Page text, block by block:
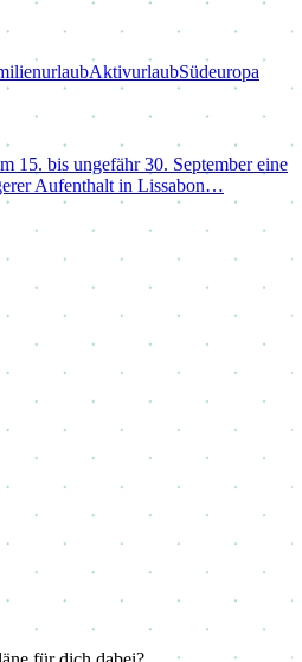
AktivurlaubSüdeuropa
15. bis ungefähr 30. September eine
Aufenthalt in Lissabon…